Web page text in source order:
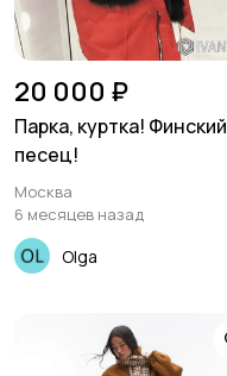
20 000 ₽
Парка, куртка! Финский
песец!
Москва
6 месяцев назад
Olga